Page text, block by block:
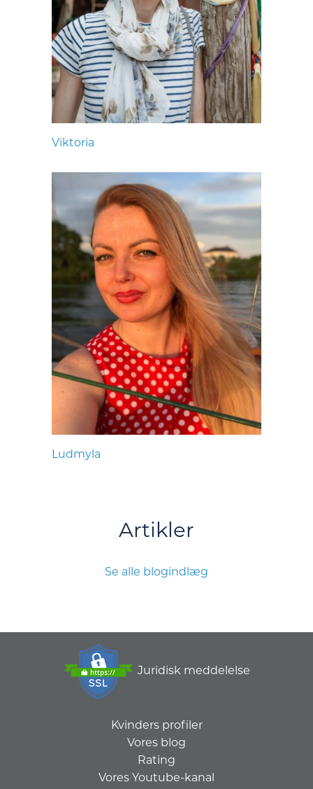
Viktoria
Ludmyla
Artikler
Se alle blogindlæg
Juridisk meddelelse
Kvinders profiler
Vores blog
Rating
Vores Youtube-kanal